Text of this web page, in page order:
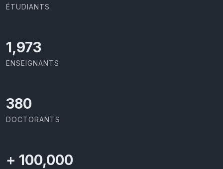
ÉTUDIANTS
2,086
ENSEIGNANTS
414
DOCTORANTS
+ 100,000